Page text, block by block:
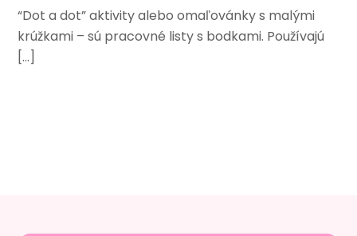
“Dot a dot” aktivity alebo omaľovánky s malými
krúžkami – sú pracovné listy s bodkami. Používajú
[…]